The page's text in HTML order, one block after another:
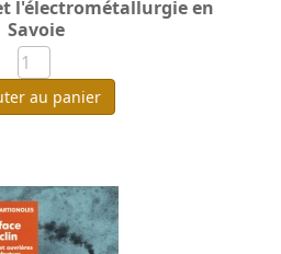
l'électrométallurgie en
Savoie
au panier